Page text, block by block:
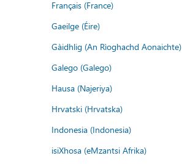
Français (France)
Gaeilge (Éire)
Gàidhlig (An Rìoghachd Aonaichte)
Galego (Galego)
Hausa (Najeriya)
Hrvatski (Hrvatska)
Indonesia (Indonesia)
isiXhosa (eMzantsi Afrika)